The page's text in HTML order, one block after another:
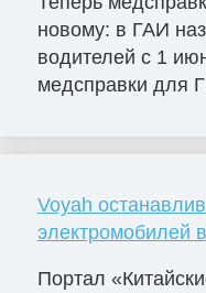
новому: в ГАИ
водителей с 1
медсправки для
Voyah
электромобилей
Портал